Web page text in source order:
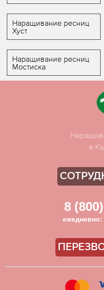
Наращивание ресниц
Хуст
Наращивание ресниц
Мостиска
в
8 (800)
ежедневно: